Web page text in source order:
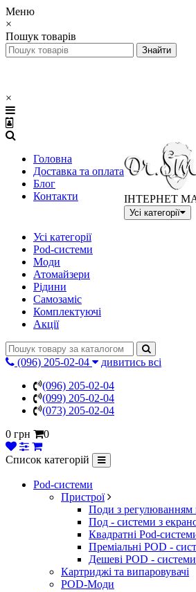
Меню
×
Пошук товарів
×
Головна
Доставка та оплата
Блог
Контакти
ІНТЕРНЕТ
Усі категорії
Усі категорії
Pod-системи
Моди
Атомайзери
Рідини
Самозаміс
Комплектуючі
Акції
(096) 205-02-04
дивитись всі
(096) 205-02-04
(099) 205-02-04
(073) 205-02-04
0 грн
0
Список категорій
Pod-системи
Пристрої
Поди з регулюванням
Под - системи з
Квадратні Pod-
Преміальні POD -
Дешеві POD - системи
Картриджі та випаровувачі
POD-Моди